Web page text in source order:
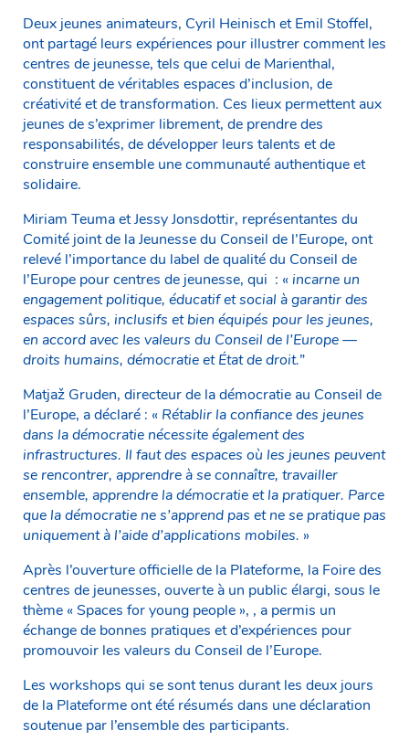
Deux jeunes animateurs, Cyril Heinisch et Emil Stoffel,
ont partagé leurs expériences pour illustrer comment les
centres de jeunesse, tels que celui de Marienthal,
constituent de véritables espaces d’inclusion, de
créativité et de transformation. Ces lieux permettent aux
jeunes de s’exprimer librement, de prendre des
responsabilités, de développer leurs talents et de
construire ensemble une communauté authentique et
solidaire.
Miriam Teuma et Jessy Jonsdottir, représentantes du
Comité joint de la Jeunesse du Conseil de l’Europe, ont
relevé l’importance du label de qualité du Conseil de
l’Europe pour centres de jeunesse, qui : « incarne un
engagement politique, éducatif et social à garantir des
espaces sûrs, inclusifs et bien équipés pour les jeunes,
en accord avec les valeurs du Conseil de l’Europe —
droits humains, démocratie et État de droit.”
Matjaž Gruden, directeur de la démocratie au Conseil de
l’Europe, a déclaré : « Rétablir la confiance des jeunes
dans la démocratie nécessite également des
infrastructures. Il faut des espaces où les jeunes peuvent
se rencontrer, apprendre à se connaître, travailler
ensemble, apprendre la démocratie et la pratiquer. Parce
que la démocratie ne s’apprend pas et ne se pratique pas
uniquement à l’aide d’applications mobiles. »
Après l’ouverture officielle de la Plateforme, la Foire des
centres de jeunesses, ouverte à un public élargi, sous le
thème « Spaces for young people », , a permis un
échange de bonnes pratiques et d’expériences pour
promouvoir les valeurs du Conseil de l’Europe.
Les workshops qui se sont tenus durant les deux jours
de la Plateforme ont été résumés dans une déclaration
soutenue par l’ensemble des participants.